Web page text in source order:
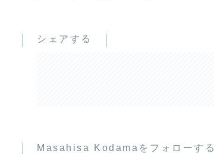
シェアする
Masahisa Kodamaをフォローする